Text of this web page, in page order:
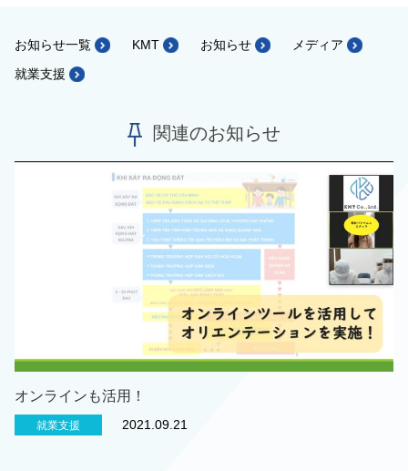
お知らせ一覧 KMT お知らせ
メディア
就業支援
関連のお知らせ
オンラインも活用！
就業支援 2021.09.21